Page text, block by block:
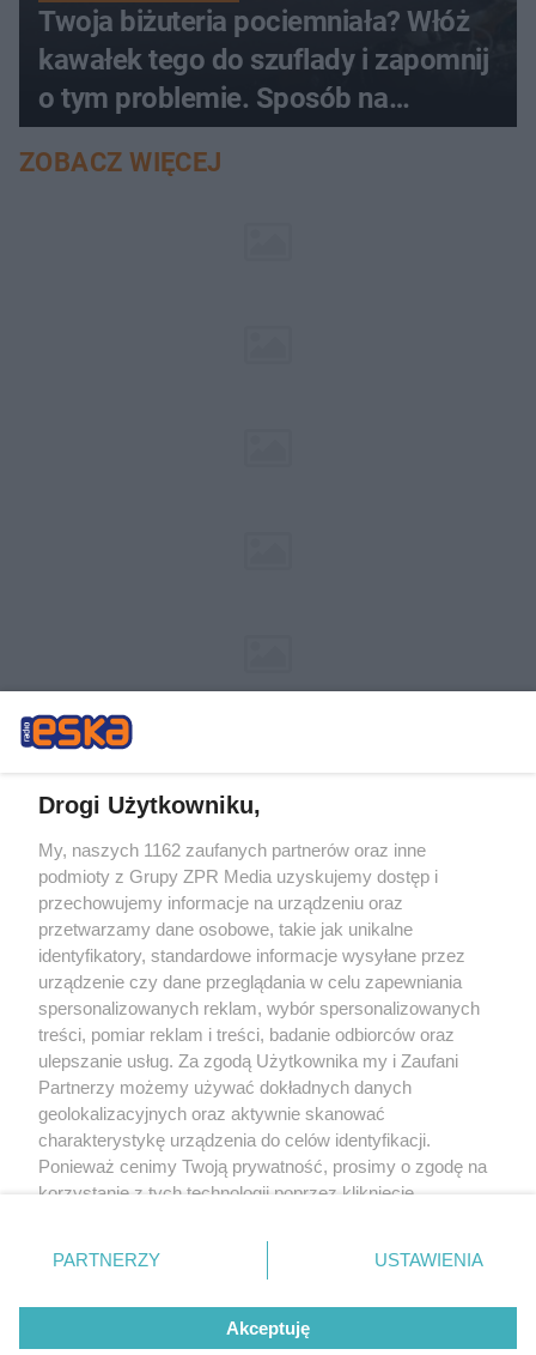
Twoja biżuteria pociemniała? Włóż
kawałek tego do szuflady i zapomnij
o tym problemie. Sposób na
pociemniałą biżuterię
ZOBACZ WIĘCEJ
Żaden utwór zamieszczony w serwisie nie może być powielany i
rozpowszechniany lub dalej rozpowszechniany w jakikolwiek sposób (w
tym także elektroniczny lub mechaniczny) na jakimkolwiek polu
eksploatacji w jakiejkolwiek formie, włącznie z umieszczaniem w Internecie
bez pisemnej zgody właściciela praw. Jakiekolwiek użycie lub
wykorzystanie utworów w całości lub w części z naruszeniem prawa, tzn.
bez właściwej zgody, jest zabronione pod groźbą kary i może być ścigane
prawnie.
O nas
Drogi Użytkowniku,
My, naszych 1162 zaufanych partnerów oraz inne
podmioty z Grupy ZPR Media uzyskujemy dostęp i
przechowujemy informacje na urządzeniu oraz
przetwarzamy dane osobowe, takie jak unikalne
identyfikatory, standardowe informacje wysyłane przez
urządzenie czy dane przeglądania w celu zapewniania
spersonalizowanych reklam, wybór spersonalizowanych
treści, pomiar reklam i treści, badanie odbiorców oraz
ulepszanie usług. Za zgodą Użytkownika my i Zaufani
Partnerzy możemy używać dokładnych danych
geolokalizacyjnych oraz aktywnie skanować
charakterystykę urządzenia do celów identyfikacji.
Ponieważ cenimy Twoją prywatność, prosimy o zgodę na
korzystanie z tych technologii poprzez kliknięcie
zmienić/wycofać klikając przycisk ustawień prywatności
znajdujący się w lewym dolnym rogu strony
rodzaje przetwarzania danych nie wymagają zgody
użytkownika, ale masz prawo sprzeciwić się takiemu
PARTNERZY USTAWIENIA
Akceptuję